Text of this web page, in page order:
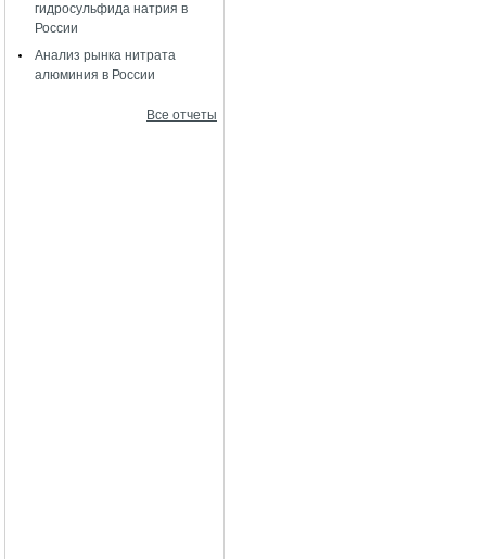
гидросульфида натрия в
России
Анализ рынка нитрата
алюминия в России
Все отчеты